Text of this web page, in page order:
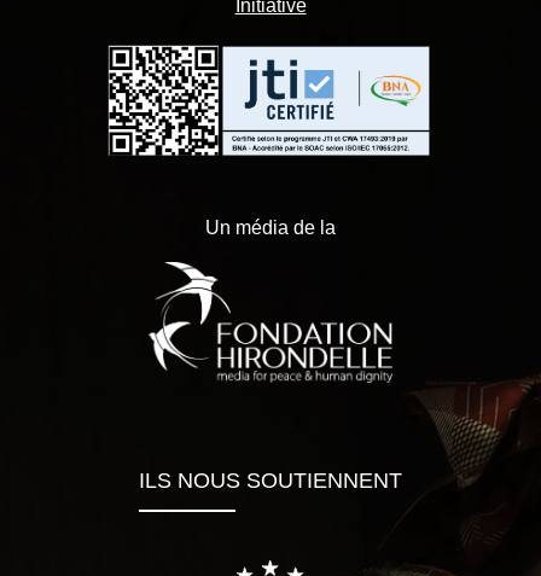
Initiative
Un média de la
ILS NOUS SOUTIENNENT